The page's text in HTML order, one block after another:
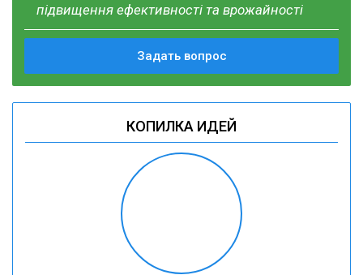
підвищення ефективності та врожайності
Задать вопрос
КОПИЛКА ИДЕЙ